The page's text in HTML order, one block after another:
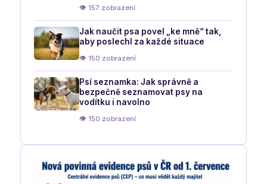
👁 157 zobrazení
Jak naučit psa povel „ke mně“ tak,
aby poslechl za každé situace
👁 150 zobrazení
Psí seznamka: Jak správně a
bezpečně seznamovat psy na
vodítku i navolno
👁 150 zobrazení